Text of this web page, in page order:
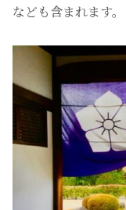
なども含まれます。